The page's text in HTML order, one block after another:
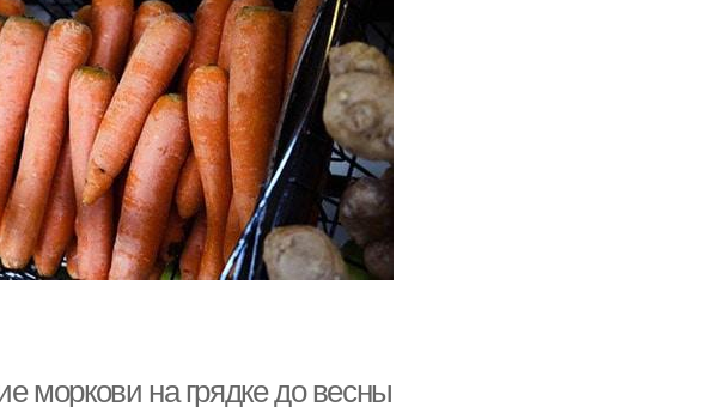
моркови на грядке до весны